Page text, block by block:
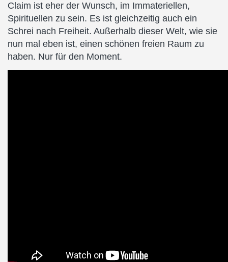
Claim ist eher der Wunsch, im Immateriellen,
Spirituellen zu sein. Es ist gleichzeitig auch ein
Schrei nach Freiheit. Außerhalb dieser Welt, wie sie
nun mal eben ist, einen schönen freien Raum zu
haben. Nur für den Moment.